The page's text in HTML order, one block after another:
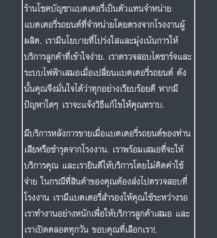
ร้านโชคบัญชาแบตเตอรี่เป็นตัวแทนจำหน่าย
แบตเตอรี่รถยนต์ที่จำหน่ายโดยตรงจากโรงงานผู้
ผลิต. เรามีนโยบายที่โปร่งใสและมุ่งเน้นการให้
บริการลูกค้าที่เข้าใจง่าย. เราตรวจสอบไดชาร์จและ
ระบบไฟฟ้าเสมอเมื่อเปลี่ยนแบตเตอรี่รถยนต์ ดัง
นั้นคุณจึงมั่นใจได้ว่าทุกอย่างเรียบร้อยดี หากมี
ปัญหาใดๆ เราจะแจ้งวิธีแก้ไขให้คุณทราบ.
มีบริการหลังการขายเมื่อแบตเตอรี่รถยนต์ของท่าน
เสียหรือชำรุดจากโรงงาน. เราพร้อมเสมอที่จะให้
บริการคุณ และเรายินดีให้บริการโดยไม่คิดค่าใช้
จ่าย ในกรณีที่สินค้าของคุณต้องส่งไปตรวจสอบที่
โรงงาน เรามีแบตเตอรี่สำรองให้คุณใช้ระหว่างรอ
เราทำงานอย่างหนักเพื่อให้บริการลูกค้าเสมอ และ
เราเปิดตลอดทุกวัน ขอบคุณที่เลือกเรา!.